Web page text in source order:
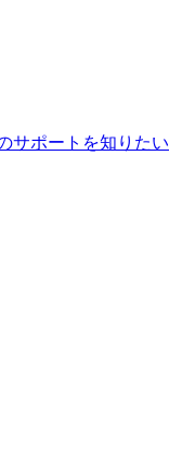
サポートを知りたい